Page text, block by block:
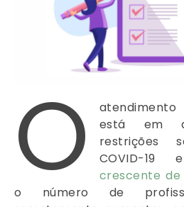
O
está em
restrições
COVID-19
crescente
o número de